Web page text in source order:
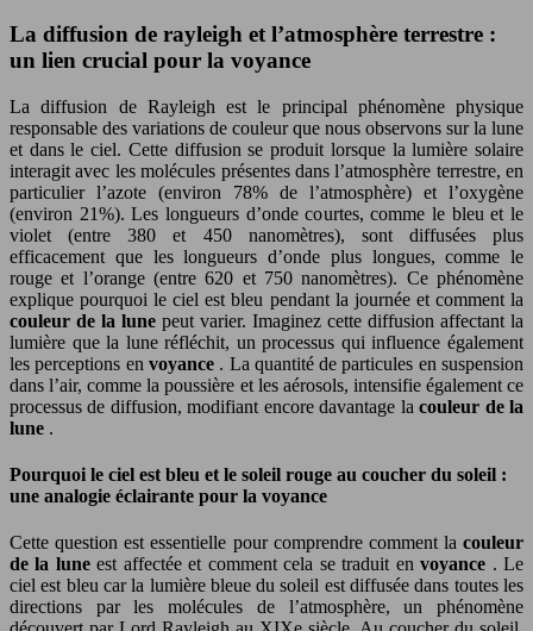
La diffusion de rayleigh et l’atmosphère terrestre :
un lien crucial pour la voyance
La diffusion de Rayleigh est le principal phénomène physique
responsable des variations de couleur que nous observons sur la lune
et dans le ciel. Cette diffusion se produit lorsque la lumière solaire
interagit avec les molécules présentes dans l’atmosphère terrestre, en
particulier l’azote (environ 78% de l’atmosphère) et l’oxygène
(environ 21%). Les longueurs d’onde courtes, comme le bleu et le
violet (entre 380 et 450 nanomètres), sont diffusées plus
efficacement que les longueurs d’onde plus longues, comme le
rouge et l’orange (entre 620 et 750 nanomètres). Ce phénomène
explique pourquoi le ciel est bleu pendant la journée et comment la
couleur de la lune peut varier. Imaginez cette diffusion affectant la
lumière que la lune réfléchit, un processus qui influence également
les perceptions en voyance . La quantité de particules en suspension
dans l’air, comme la poussière et les aérosols, intensifie également ce
processus de diffusion, modifiant encore davantage lacouleur de la
lune .
Pourquoi le ciel est bleu et le soleil rouge au coucher du soleil :
une analogie éclairante pour la voyance
Cette question est essentielle pour comprendre comment la couleur
de la luneest affectée et comment cela se traduit envoyance . Le
ciel est bleu car la lumière bleue du soleil est diffusée dans toutes les
directions par les molécules de l’atmosphère, un phénomène